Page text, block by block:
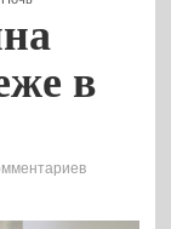
в